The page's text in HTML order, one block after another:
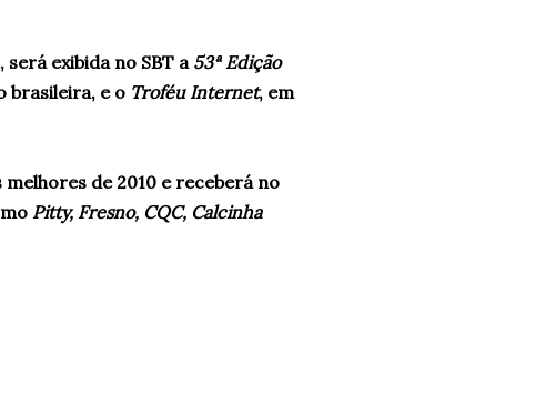
exibida no SBT a 53ª Edição
brasileira, e o Troféu Internet, em
de 2010 e receberá no
Pitty, Fresno, CQC, Calcinha